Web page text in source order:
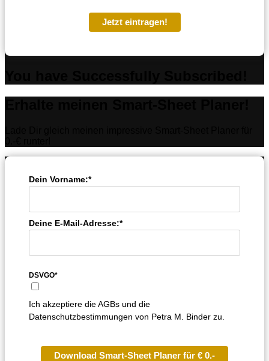
Jetzt eintragen!
Dein Vorname:*
Deine E-Mail-Adresse:*
DSVGO*
Ich akzeptiere die AGBs und die
Datenschutzbestimmungen von Petra M. Binder zu.
Download Smart-Sheet Planer für € 0.-